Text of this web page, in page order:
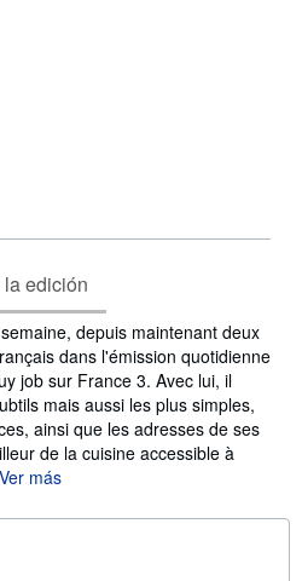
edición
depuis maintenant deux
dans l'émission quotidienne
job sur France 3. Avec lui, il
mais aussi les plus simples,
ainsi que les adresses de ses
de la cuisine accessible à
Ver más